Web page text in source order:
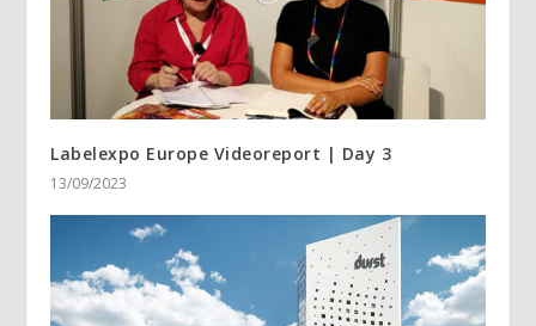
Labelexpo Europe Videoreport | Day 3
13/09/2023